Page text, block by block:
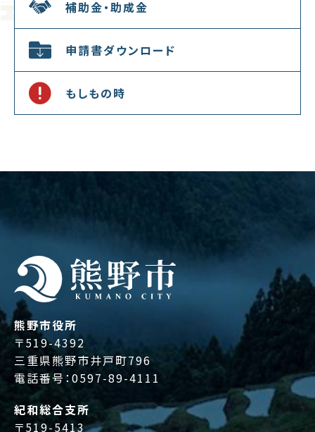
補助金・助成金
申請書ダウンロード
もしもの時
熊野市役所
〒519-4392
三重県熊野市井戸町796
電話番号：0597-89-4111
紀和総合支所
〒519-5413